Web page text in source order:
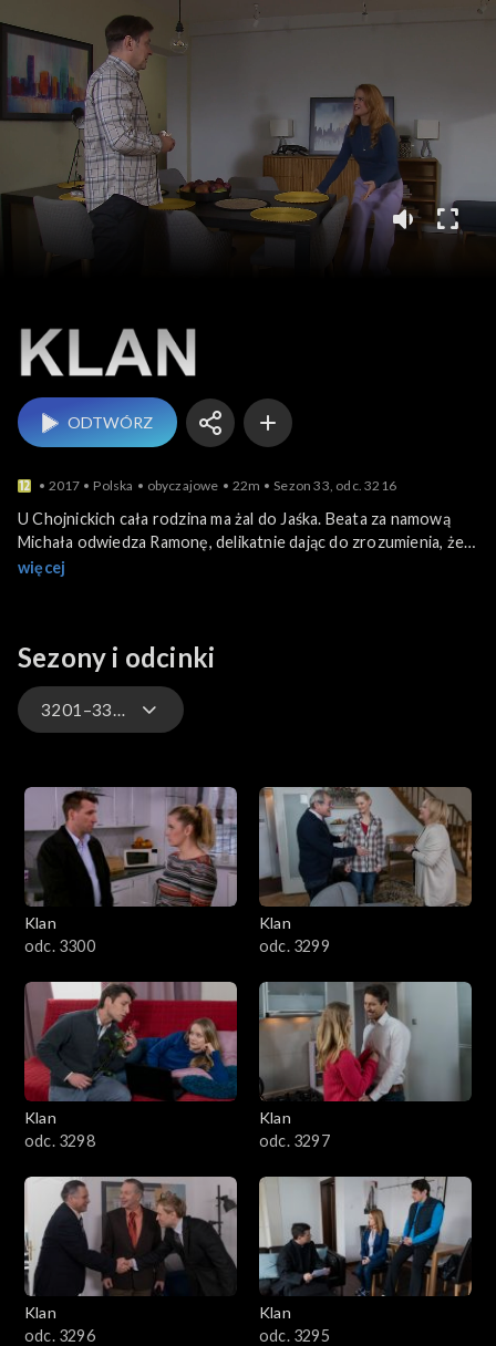
ODTWÓRZ
2017 Polska obyczajowe 22m Sezon 33, odc. 3216
U Chojnickich cała rodzina ma żal do Jaśka. Beata za namową
Michała odwiedza Ramonę, delikatnie dając do zrozumienia, że
dla jej syna lepszy byłby związek z nią niż z jej przyrodnią
więcej
Sezony i odcinki
3201–3300
4601–4700
4501–4600
4401–4500
4301–4400
4201–4300
4101–4200
3901–4000
3801–3900
3701–3800
Klan
odc. 3300
Klan
odc. 3299
Klan
odc. 3298
Klan
odc. 3297
Klan
odc. 3296
Klan
odc. 3295